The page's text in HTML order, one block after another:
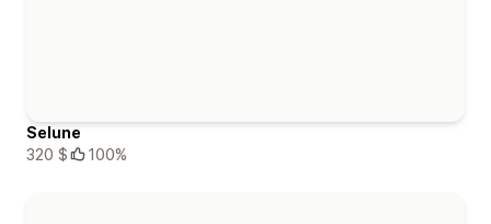
Selune
320 $
100%